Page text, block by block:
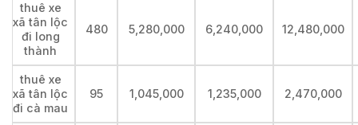
thuê xe
xã tân lộc
đi long
thành
480 5,280,000 6,240,000 12,480,000
thuê xe
xã tân lộc
đi cà mau
95 1,045,000 1,235,000 2,470,000